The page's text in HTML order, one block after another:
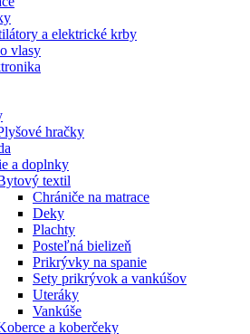
a elektrické krby
vlasy
hračky
a doplnky
textil
Chrániče na matrace
Deky
Plachty
Posteľná bielizeň
Prikrývky na spanie
Sety prikrývok a vankúšov
Uteráky
Vankúše
a koberčeky